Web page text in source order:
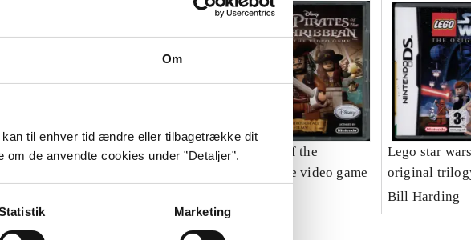
Om
til enhver tid ændre eller tilbagetrække dit
de anvendte cookies under ”Detaljer”.
Marketing
Lego star wars - the
Lego Pirates of the
Caribbean : the video game
Lego star
original
Bill Harding